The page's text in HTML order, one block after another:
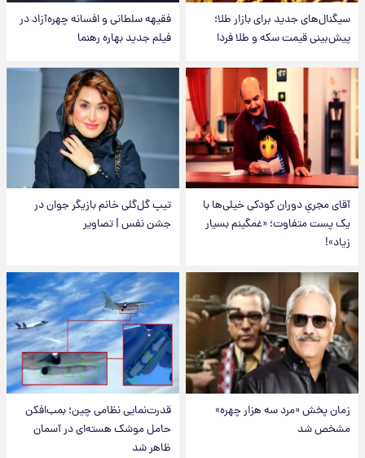
سیگنال‌های جدید برای بازار طلا؛
پیش‌بینی قیمت سکه و طلا فردا
فقیهه سلطانی و افسانه چهره‌آزاد در
فیلم جدید بهاره رهنما
آقای مجریِ دوران کودکی خیلی‌ها با
یک پست متفاوت؛ «غمگینم بسیار
زیاد»!
تیپ گل‌گلی خانم بازیگر جوان در
جشن نفس | تصاویر
زمان پخش «مرد سه هزار چهره»
مشخص شد
قدرت‌نمایی نظامی چین؛ بمب‌افکن
حامل موشک هسته‌ای در آسمان
ظاهر شد